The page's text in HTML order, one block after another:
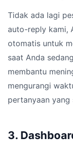
Tidak ada lagi
auto-reply kami,
otomatis untuk
saat Anda
membantu
mengurangi
pertanyaan yang
3.